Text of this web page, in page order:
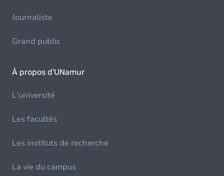
Journaliste
Grand public
À propos d'UNamur
L'université
Les facultés
Les instituts de recherche
La vie du campus